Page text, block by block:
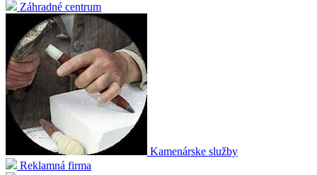
Záhradné centrum
Kamenárske služby
Reklamná firma